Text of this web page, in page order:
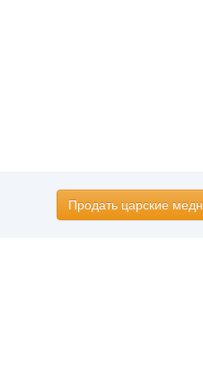
Продать царские